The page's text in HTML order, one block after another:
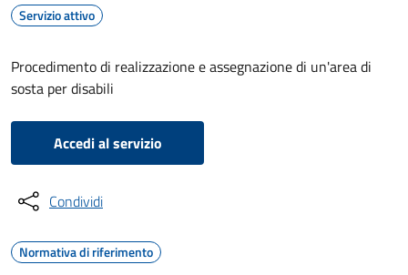
Servizio attivo
Procedimento di realizzazione e assegnazione di un'area di
sosta per disabili
Accedi al servizio
Condividi
Normativa di riferimento